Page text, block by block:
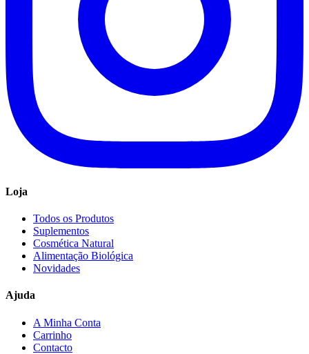
Loja
Todos os Produtos
Suplementos
Cosmética Natural
Alimentação Biológica
Novidades
Ajuda
A Minha Conta
Carrinho
Contacto